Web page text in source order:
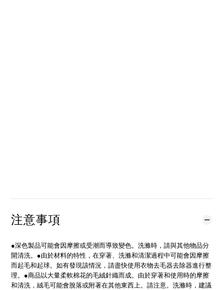
注意事項
●深色製品可能會因摩擦或受潮而導致變色。洗滌時，請與其他物品分
開清洗。●由於材料的特性，在穿著、洗滌和清潔過程中可能會因摩擦
而起毛和起球。如有發現該情況，請盡快使用衣物去毛器去除器進行整
理。●商品以大量柔軟棉花的毛絨針織而成。由於穿著和使用時的摩擦
和清洗，絨毛可能會脫落或附著在其他東西上。請注意。洗滌時，建議